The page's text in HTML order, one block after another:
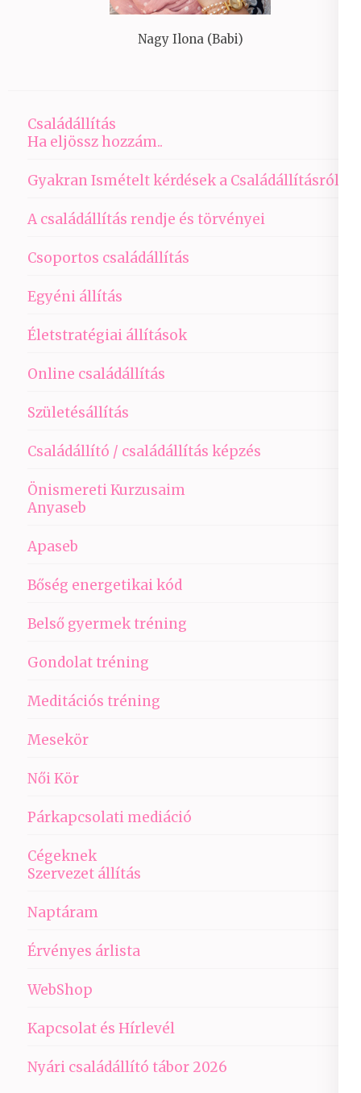
Nagy Ilona (Babi)
Családállítás
Ha eljössz hozzám..
Gyakran Ismételt kérdések a Családállításról
A családállítás rendje és törvényei
Csoportos családállítás
Egyéni állítás
Életstratégiai állítások
Online családállítás
Születésállítás
Családállító / családállítás képzés
Önismereti Kurzusaim
Anyaseb
Apaseb
Bőség energetikai kód
Belső gyermek tréning
Gondolat tréning
Meditációs tréning
Mesekör
Női Kör
Párkapcsolati mediáció
Cégeknek
Szervezet állítás
Naptáram
Érvényes árlista
WebShop
Kapcsolat és Hírlevél
Nyári családállító tábor 2026